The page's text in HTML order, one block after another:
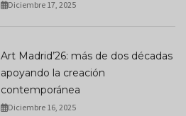
Diciembre 17, 2025
Art Madrid’26: más de dos décadas
apoyando la creación
contemporánea
Diciembre 16, 2025